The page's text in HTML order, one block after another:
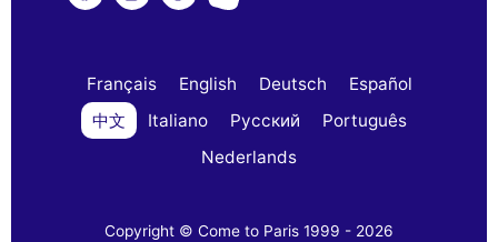
Français English Deutsch
Español
中文
Italiano Русский
Português
Nederlands
Copyright © Come to Paris 1999 - 2026